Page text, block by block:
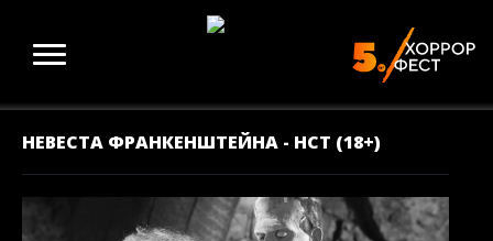
НЕВЕСТА ФРАНКЕНШТЕЙНА - НСТ (18+)